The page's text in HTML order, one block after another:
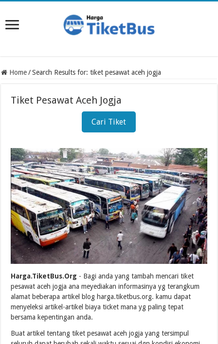
Home / Search Results for: tiket pesawat aceh jogja
Tiket Pesawat Aceh Jogja
Cari Tiket
Harga.TiketBus.Org - Bagi anda yang tambah mencari tiket
pesawat aceh jogja ana meyediakan informasinya yg terangkum
alamat beberapa artikel blog harga.tiketbus.org. kamu dapat
menyeleksi artikel-artikel biaya ticket mana yg paling tepat
bersama kepentingan anda.
Buat artikel tentang tiket pesawat aceh jogja yang tersimpul